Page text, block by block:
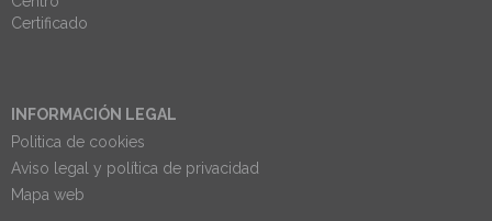
INFORMACIÓN LEGAL
Politica de cookies
Aviso legal y política de privacidad
Mapa web